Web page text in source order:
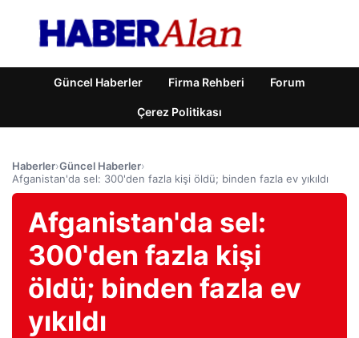
Güncel Haberler Firma Rehberi Forum
Çerez Politikası
Haberler›Güncel Haberler›
Afganistan'da sel: 300'den fazla kişi öldü; binden fazla ev yıkıldı
Afganistan'da sel:
300'den fazla kişi
öldü; binden fazla ev
yıkıldı